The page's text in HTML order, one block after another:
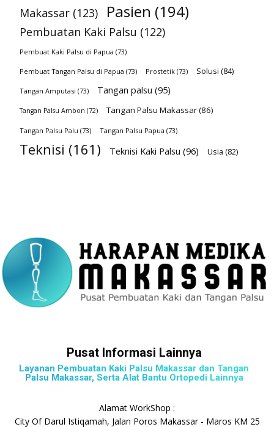
Makassar (123) Pasien (194)
Pembuatan Kaki Palsu (122)
Pembuat Kaki Palsu di Papua (73)
Pembuat Tangan Palsu di Papua (73) Prostetik (73) Solusi (84)
Tangan Amputasi (73) Tangan palsu (95)
Tangan Palsu Ambon (72) Tangan Palsu Makassar(86)
Tangan Palsu Palu (73) Tangan Palsu Papua (73)
Teknisi (161) Teknisi Kaki Palsu (96) Usia (82)
Pusat Informasi Lainnya
Layanan Pembuatan Kaki Palsu Makassar dan Tangan
Palsu Makassar, Serta Alat Bantu Ortopedi Lainnya
Alamat WorkShop :
City Of Darul Istiqamah, Jalan Poros Makassar - Maros KM 25